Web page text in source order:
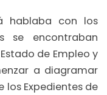
hablaba con los
se encontraban
de Empleo y
a diagramar
Expedientes de